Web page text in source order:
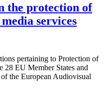
the protection of
services
pertaining to Protection of
28 EU Member States and
the European Audiovisual